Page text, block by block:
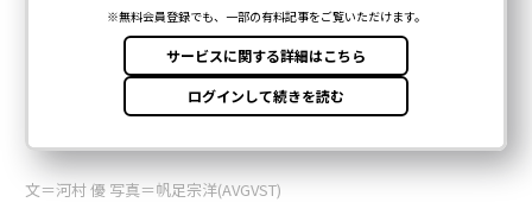
文＝河村 優 写真＝帆足宗洋(AVGVST)